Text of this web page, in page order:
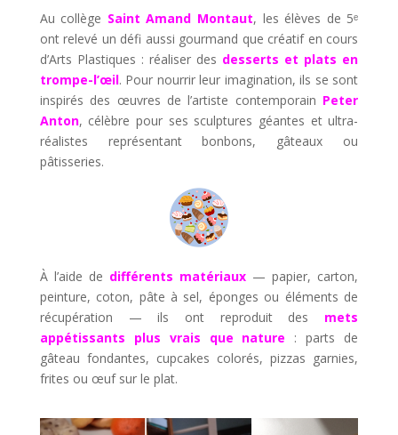
Au collège Saint Amand Montaut, les élèves de 5ᵉ
ont relevé un défi aussi gourmand que créatif en cours
d’Arts Plastiques : réaliser des desserts et plats en
trompe-l’œil. Pour nourrir leur imagination, ils se sont
inspirés des œuvres de l’artiste contemporain Peter
Anton, célèbre pour ses sculptures géantes et ultra-
réalistes représentant bonbons, gâteaux ou
pâtisseries.
À l’aide de différents matériaux — papier, carton,
peinture, coton, pâte à sel, éponges ou éléments de
récupération — ils ont reproduit des mets
appétissants plus vrais que nature : parts de
gâteau fondantes, cupcakes colorés, pizzas garnies,
frites ou œuf sur le plat.